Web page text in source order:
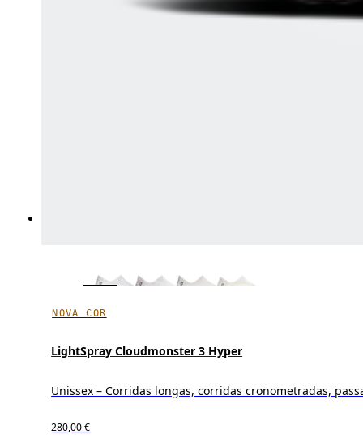
NOVA COR
LightSpray Cloudmonster 3 Hyper
Unissex – Corridas longas, corridas cronometradas,
280,00 €